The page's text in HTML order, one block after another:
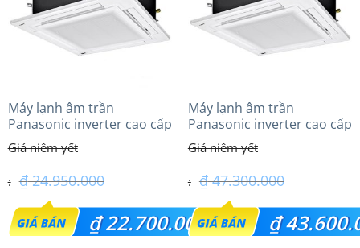
Máy lạnh âm trần
Panasonic inverter cao cấp
(2.0 Hp) S-1821PU3HA/U-
18PRH1H5
₫24.950.000
Giá
gốc
₫22.700.000
Máy lạnh âm trần
Panasonic inverter cao cấp
(6.0Hp) S-3448PU3HA/U-
48PRH1H5
₫47.300.000
Giá
gốc
₫